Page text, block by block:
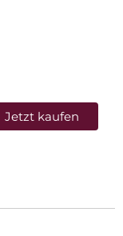
Jetzt kaufen